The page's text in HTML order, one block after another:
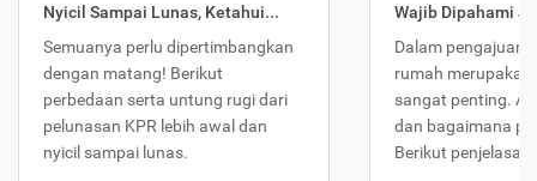
Nyicil Sampai Lunas, Ketahui...
Semuanya perlu dipertimbangkan
dengan matang! Berikut
perbedaan serta untung rugi dari
pelunasan KPR lebih awal dan
nyicil sampai lunas.
Wajib Dipahami
Dalam pengajuan
rumah
sangat penting.
dan bagaimana
Berikut